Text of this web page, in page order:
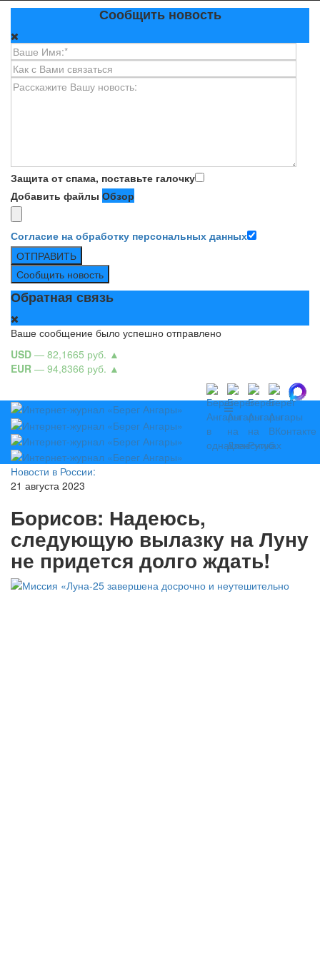
Сообщить новость
Защита от спама, поставьте галочку
Добавить файлы Обзор
Согласие на обработку персональных данных
ОТПРАВИТЬ
Сообщить новость
Обратная связь
Ваше сообщение было успешно отправлено
USD — 82,1665 руб. ▲
EUR — 94,8366 руб. ▲
Новости в России:
21 августа 2023
Борисов: Надеюсь,
следующую вылазку на Луну
не придется долго ждать!